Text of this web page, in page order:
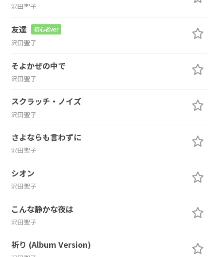
沢田聖子
友達 初心者ver
沢田聖子
そよかぜの中で
沢田聖子
スクラッチ・ノイズ
沢田聖子
さよならも言わずに
沢田聖子
シオン
沢田聖子
こんな静かな夜は
沢田聖子
祈り (Album Version)